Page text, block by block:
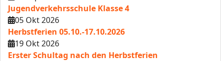
Jugendverkehrsschule Klasse 4
05 Okt 2026
Herbstferien 05.10.-17.10.2026
19 Okt 2026
Erster Schultag nach den Herbstferien